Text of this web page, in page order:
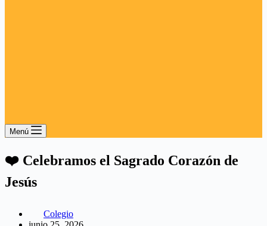
Menú
❤️ Celebramos el Sagrado Corazón de
Jesús
Colegio